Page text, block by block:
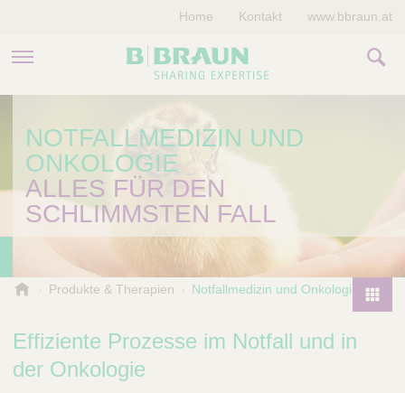
MAGAZIN
UNTERNEHMEN
Home Kontakt www.bbraun.at
NOTFALLMEDIZIN UND
ONKOLOGIE
ALLES FÜR DEN
SCHLIMMSTEN FALL
P
a
Produkte & Therapien Notfallmedizin und Onkologie
Effiziente Prozesse im Notfall und in
der Onkologie